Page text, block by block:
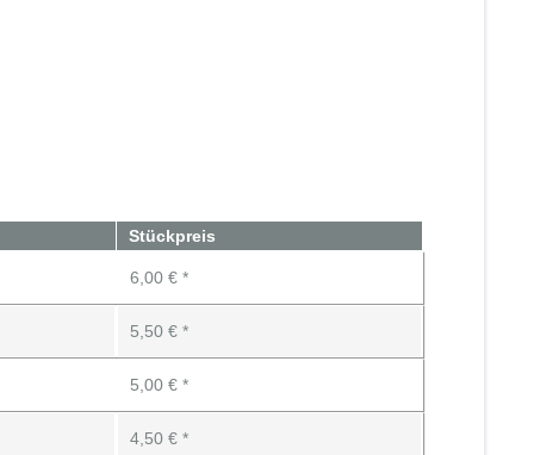
Stückpreis
6,00 € *
5,50 € *
5,00 € *
4,50 € *